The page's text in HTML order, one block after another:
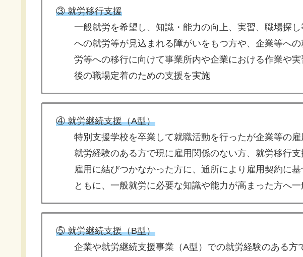
③ 就労移行支援
一般就労を希望し、知識・能力の向上、実習、職場探し
への就労等が見込まれる障がいをもつ方や、企業等への
労等への移行に向けて事業所内や企業における作業や実
後の職場定着のための支援を実施
④ 就労継続支援（A型）
特別支援学校を卒業して就職活動を行ったが企業等の雇
就労経験のある方で現に雇用関係のない方、就労移行支
雇用に結びつかなかった方に、通所により雇用契約に基
ともに、一般就労に必要な知識や能力が高まった方へ一
⑤ 就労継続支援（B型）
企業や就労継続支援事業（A型）での就労経験のある方